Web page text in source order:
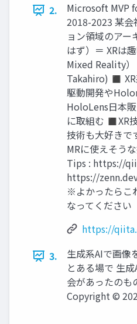
2.
Microsoft MVP
2018-2023 某会
ョン領域のアー
はず）＝ XRは
Mixed Reality
Takahiro) ◼ XR
駆動開発や
HoloLens日本
に取組む ◼XR
技術も大好きで
MRに使えそう
Tips : https://
https://
※よかったらこ
なってください
https://
3.
生成系AIで画像
とある場で 生
会があったの
Copyright ©